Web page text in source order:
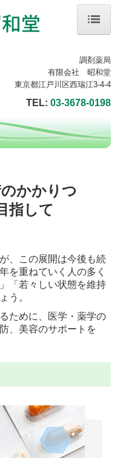
調剤薬局
有限会社 昭和堂
東京都江戸川区西瑞江3-4-4
TEL: 03-3678-0198
かかりつ
指して
、この展開は今後も続
を重ねていく人の多く
「若々しい状態を維持
う。
ために、医学・薬学の
、美容のサポートを